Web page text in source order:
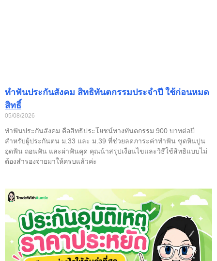
ทำฟันประกันสังคม สิทธิทันตกรรมประจำปี ใช้ก่อนหมด
สิทธิ์
05/08/2026
ทำฟันประกันสังคม คือสิทธิประโยชน์ทางทันตกรรม 900 บาทต่อปี
สำหรับผู้ประกันตน ม.33 และ ม.39 ที่ช่วยลดภาระค่าทำฟัน ขูดหินปูน
อุดฟัน ถอนฟัน และผ่าฟันคุด คุณน้าสรุปเงื่อนไขและวิธีใช้สิทธิแบบไม่
ต้องสำรองจ่ายมาให้ครบแล้วค่ะ